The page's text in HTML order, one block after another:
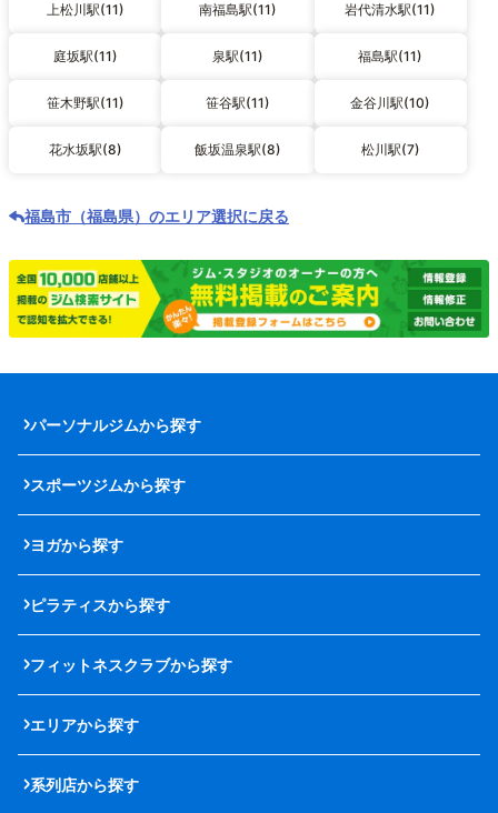
上松川駅(11) 南福島駅(11) 岩代清水駅(11)
庭坂駅(11) 泉駅(11) 福島駅(11)
笹木野駅(11) 笹谷駅(11) 金谷川駅(10)
花水坂駅(8) 飯坂温泉駅(8) 松川駅(7)
福島市（福島県）のエリア選択に戻る
パーソナルジムから探す
スポーツジムから探す
ヨガから探す
ピラティスから探す
フィットネスクラブから探す
エリアから探す
系列店から探す